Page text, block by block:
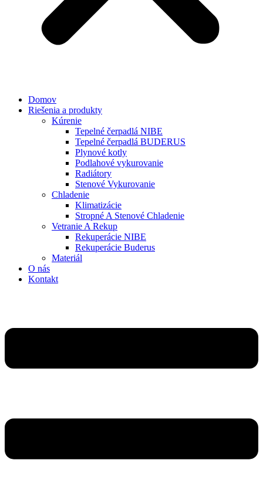
Domov
Riešenia a produkty
Kúrenie
Tepelné čerpadlá NIBE
Tepelné čerpadlá BUDERUS
Plynové kotly
Podlahové vykurovanie
Radiátory
Stenové Vykurovanie
Chladenie
Klimatizácie
Stropné A Stenové Chladenie
Vetranie A Rekup
Rekuperácie NIBE
Rekuperácie Buderus
Materiál
O nás
Kontakt